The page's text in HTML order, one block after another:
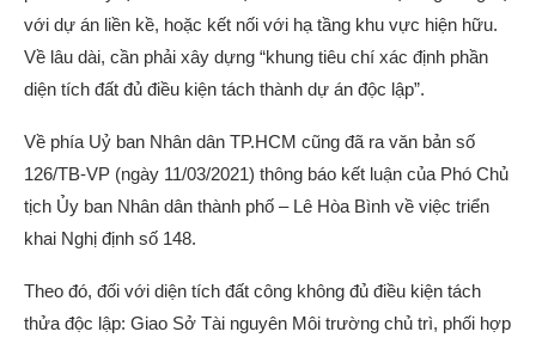
với dự án liền kề, hoặc kết nối với hạ tầng khu vực hiện hữu.
Về lâu dài, cần phải xây dựng “khung tiêu chí xác định phần
diện tích đất đủ điều kiện tách thành dự án độc lập”.
Về phía Uỷ ban Nhân dân TP.HCM cũng đã ra văn bản số
126/TB-VP (ngày 11/03/2021) thông báo kết luận của Phó Chủ
tịch Ủy ban Nhân dân thành phố – Lê Hòa Bình về việc triển
khai Nghị định số 148.
Theo đó, đối với diện tích đất công không đủ điều kiện tách
thửa độc lập: Giao Sở Tài nguyên Môi trường chủ trì, phối hợp